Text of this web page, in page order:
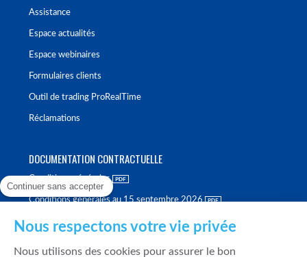
Assistance
Espace actualités
Espace webinaires
Formulaires clients
Outil de trading ProRealTime
Réclamations
DOCUMENTATION CONTRACTUELLE
Conditions générales
Conditions générales au 15 septembre 2026
Continuer sans accepter
Nous respectons votre vie privée
Nous utilisons des cookies pour assurer le bon